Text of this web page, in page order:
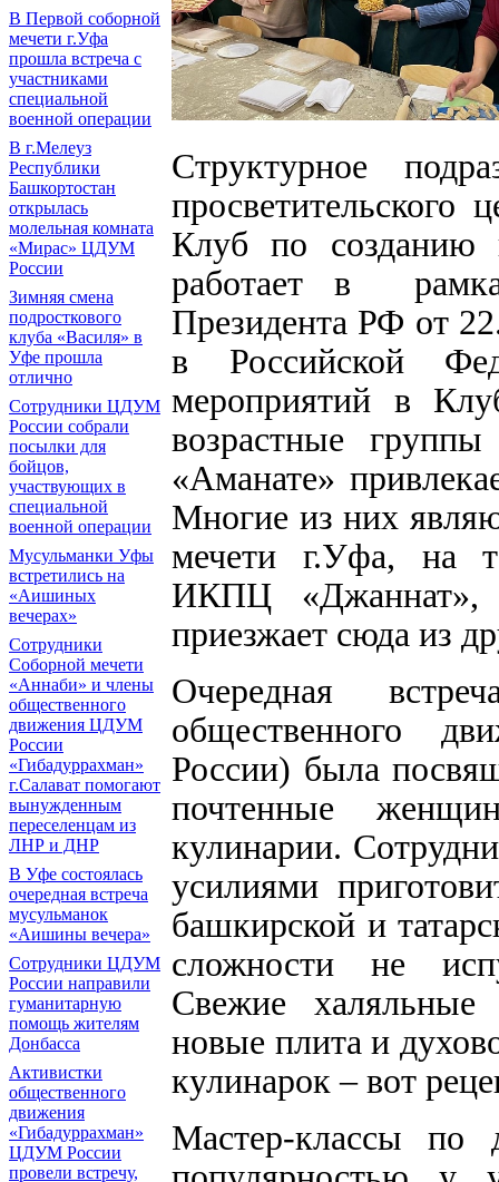
В Первой соборной
мечети г.Уфа
прошла встреча с
участниками
специальной
военной операции
В г.Мелеуз
Республики
Башкортостан
открылась
молельная комната
«Мирас» ЦДУМ
России
Зимняя смена
подросткового
клуба «Василя» в
Уфе прошла
отлично
Сотрудники ЦДУМ
России собрали
посылки для
бойцов,
участвующих в
специальной
военной операции
Мусульманки Уфы
встретились на
«Аишиных
вечерах»
Сотрудники
Соборной мечети
«Аннаби» и члены
общественного
движения ЦДУМ
России
«Гибадуррахман»
г.Салават помогают
вынужденным
переселенцам из
ЛНР и ДНР
В Уфе состоялась
очередная встреча
мусульманок
«Аишины вечера»
Сотрудники ЦДУМ
России направили
гуманитарную
помощь жителям
Донбасса
Активистки
общественного
движения
«Гибадуррахман»
ЦДУМ России
провели встречу,
Структурное
Клуб по созданию
работает в
Президента РФ от
в Российской
мероприятий в
возрастные
«Аманате»
Многие из них
мечети г.Уфа, на
ИКПЦ «Джаннат»,
приезжает сюда из
Очередная
общественного
России) была
почтенные
кулинарии.
усилиями
башкирской и
сложности не
Свежие халяльные
новые плита и
кулинарок – вот
Мастер-классы по